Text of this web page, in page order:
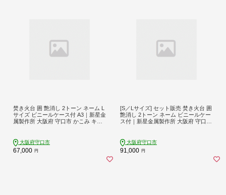
焚き火台 囲 艶消し 2トーン ネーム L
サイズ ビニールケース付 A3｜新星金
属製作所 大阪府 守口市 かこみ キャ
り畳み コンパクト 軽量 [0866]
大阪府守口市
67,000 円
[S／Lサイズ] セット販売 焚き火台 囲
艶消し 2トーン ネーム ビニールケー
ス付｜新星金属製作所 大阪府 守口市
台 焚き火 折り畳み コンパクト 軽量
[2576]
大阪府守口市
91,000 円